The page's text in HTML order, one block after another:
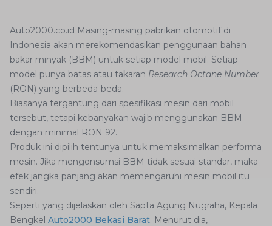
Auto2000.co.id Masing-masing pabrikan otomotif di
Indonesia akan merekomendasikan penggunaan bahan
bakar minyak (BBM) untuk setiap model mobil. Setiap
model punya batas atau takaran Research Octane Number
(RON) yang berbeda-beda.
Biasanya tergantung dari spesifikasi mesin dari mobil
tersebut, tetapi kebanyakan wajib menggunakan BBM
dengan minimal RON 92.
Produk ini dipilih tentunya untuk memaksimalkan performa
mesin. Jika mengonsumsi BBM tidak sesuai standar, maka
efek jangka panjang akan memengaruhi mesin mobil itu
sendiri.
Seperti yang dijelaskan oleh Sapta Agung Nugraha, Kepala
Bengkel Auto2000 Bekasi Barat. Menurut dia,